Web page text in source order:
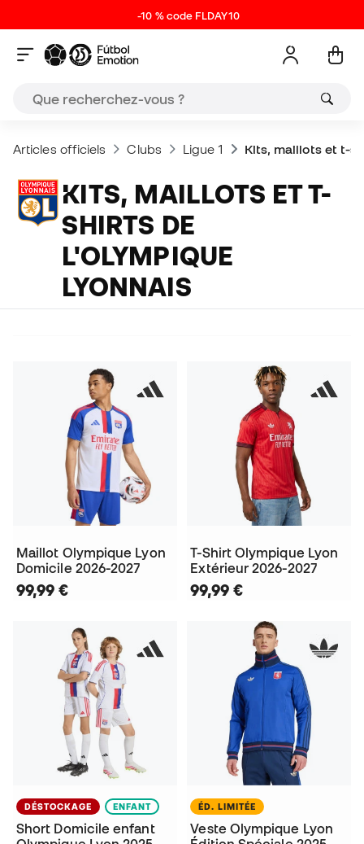
-10 % code FLDAY10
Articles officiels Clubs Ligue 1 Kits, maillots et t-
KITS, MAILLOTS ET T-
SHIRTS DE
L'OLYMPIQUE
LYONNAIS
Maillot Olympique Lyon
Domicile 2026-2027
99,99 €
T-Shirt Olympique Lyon
Extérieur 2026-2027
99,99 €
DÉSTOCKAGE ENFANT
Short Domicile enfant
ÉD. LIMITÉE
Veste Olympique Lyon